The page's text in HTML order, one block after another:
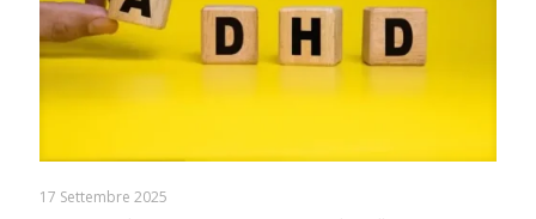
17 Settembre 2025